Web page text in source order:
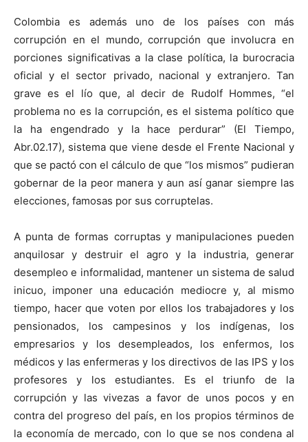
Colombia es además uno de los países con más
corrupción en el mundo, corrupción que involucra en
porciones significativas a la clase política, la burocracia
oficial y el sector privado, nacional y extranjero. Tan
grave es el lío que, al decir de Rudolf Hommes, “el
problema no es la corrupción, es el sistema político que
la ha engendrado y la hace perdurar” (El Tiempo,
Abr.02.17), sistema que viene desde el Frente Nacional y
que se pactó con el cálculo de que “los mismos” pudieran
gobernar de la peor manera y aun así ganar siempre las
elecciones, famosas por sus corruptelas.
A punta de formas corruptas y manipulaciones pueden
anquilosar y destruir el agro y la industria, generar
desempleo e informalidad, mantener un sistema de salud
inicuo, imponer una educación mediocre y, al mismo
tiempo, hacer que voten por ellos los trabajadores y los
pensionados, los campesinos y los indígenas, los
empresarios y los desempleados, los enfermos, los
médicos y las enfermeras y los directivos de las IPS y los
profesores y los estudiantes. Es el triunfo de la
corrupción y las vivezas a favor de unos pocos y en
contra del progreso del país, en los propios términos de
la economía de mercado, con lo que se nos condena al